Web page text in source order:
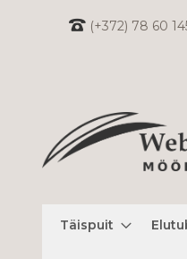
(+372) 78 60
Täispuit